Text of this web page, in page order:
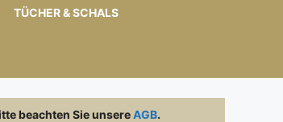
TÜCHER & SCHALS
beachten Sie unsereAGB.